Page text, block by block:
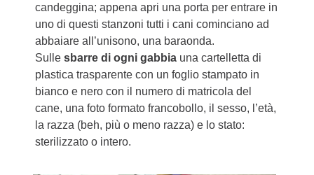
candeggina; appena apri una porta per entrare in
uno di questi stanzoni tutti i cani cominciano ad
abbaiare all’unisono, una baraonda.
Sullesbarre di ogni gabbia una cartelletta di
plastica trasparente con un foglio stampato in
bianco e nero con il numero di matricola del
cane, una foto formato francobollo, il sesso, l’età,
la razza (beh, più o meno razza) e lo stato:
sterilizzato o intero.